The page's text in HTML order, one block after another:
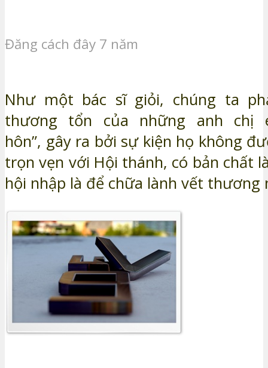
Đăng cách đây 7 năm
Như một bác sĩ giỏi, chúng ta
thương tổn của những anh chị
hôn”, gây ra bởi sự kiện họ không
trọn vẹn với Hội thánh, có bản chất
hội nhập là để chữa lành vết thương